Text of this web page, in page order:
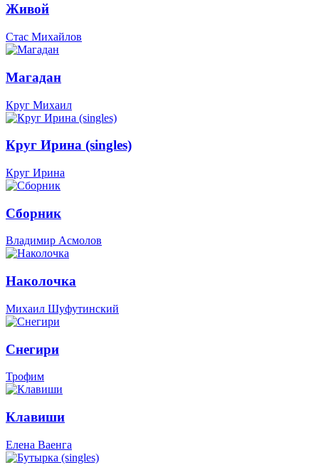
Живой
Стас Михайлов
Магадан
Круг Михаил
Круг Ирина (singles)
Круг Ирина
Сборник
Владимир Асмолов
Наколочка
Михаил Шуфутинский
Снегири
Трофим
Клавиши
Елена Ваенга